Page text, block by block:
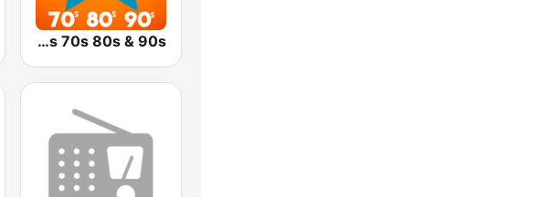
Greatest Hits 70s 80s & 90s